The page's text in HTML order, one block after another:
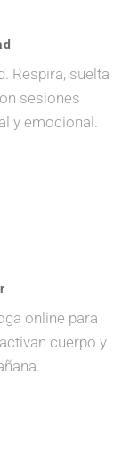
Respira, suelta
sesiones
y emocional.
online para
cuerpo y